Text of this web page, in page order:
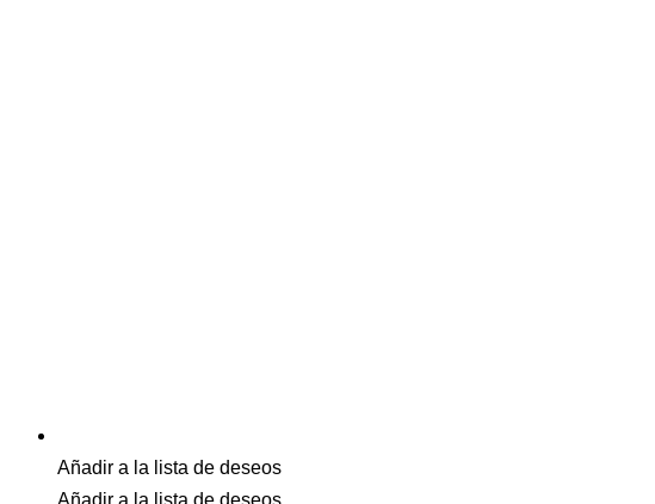
Añadir a la lista de deseos